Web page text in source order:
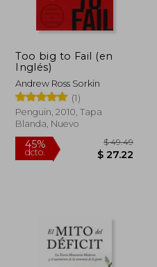
45%
dcto.
Too big to Fail (en
Inglés)
Andrew Ross Sorkin
(1)
Penguin, 2010, Tapa
Blanda, Nuevo